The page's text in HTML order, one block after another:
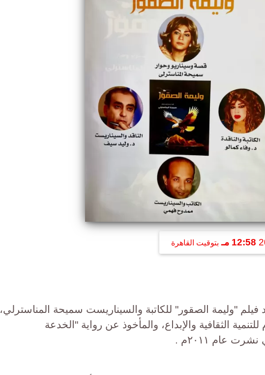
12:58 مـ بتوقيت القاهرة
فيلم "وليمة الصقور" للكاتبة والسيناريست سميحة المناسترلي،
الثقافية والإبداع، والمأخوذ عن رواية "الخدعة
عام ٢٠١١م .